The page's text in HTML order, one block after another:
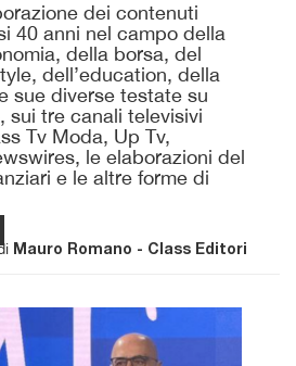
dei contenuti
40 anni nel campo della
della borsa, del
dell’education, della
sue diverse testate su
sui tre canali televisivi
Tv Moda, Up Tv,
le elaborazioni del
e le altre forme di
Mauro Romano - Class Editori